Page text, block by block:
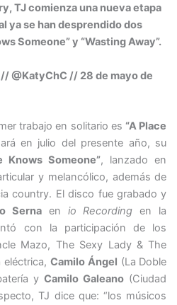
TJ comienza una nueva etapa
ya se han desprendido dos
Someone” y “Wasting Away”.
@KatyChC // 28 de mayo de
trabajo en solitario es “A Place
en julio del presente año, su
Knows Someone”, lanzado en
y melancólico, además de
country. El disco fue grabado y
Sernaen io Recording en la
con la participación de los
Mazo, The Sexy Lady & The
eléctrica, Camilo Ángel (La Doble
yCamilo Galeano (Ciudad
TJ dice que: “los músicos